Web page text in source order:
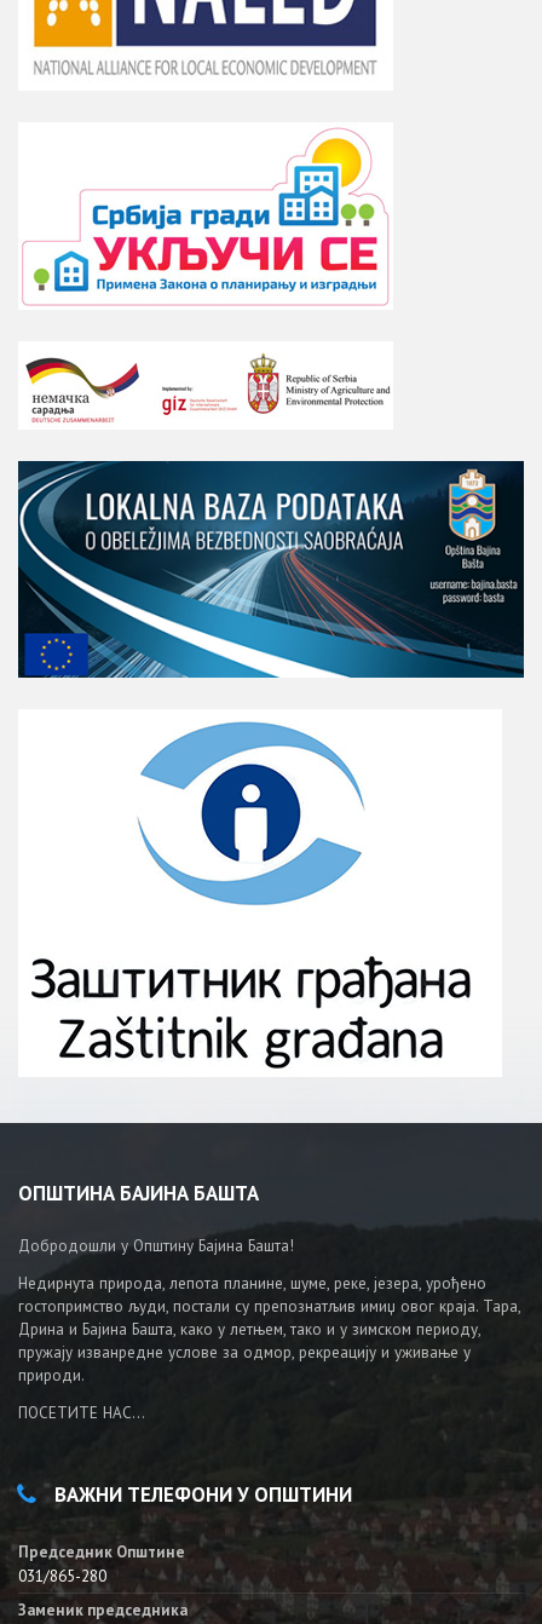
ОПШТИНА БАЈИНА БАШТА
Добродошли у Општину Бајина Башта!
Недирнута природа, лепота планине, шуме, реке, језера, урођено
гостопримство људи, постали су препознатљив имиџ овог краја. Тара,
Дрина и Бајина Башта, како у летњем, тако и у зимском периоду,
пружају изванредне услове за одмор, рекреацију и уживање у
природи.
ПОСЕТИТЕ НАС...
ВАЖНИ ТЕЛЕФОНИ У ОПШТИНИ
Председник Општине
031/865-280
Заменик председника